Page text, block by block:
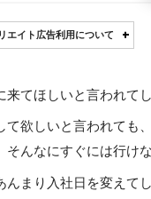
エイト広告利用について
来てほしいと言われてし
て欲しいと言われても
そんなにすぐには行けな
んまり入社日を変えて